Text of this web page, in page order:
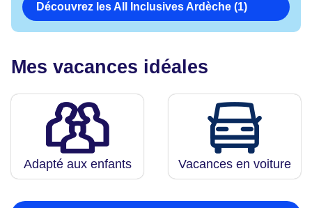
Découvrez les All Inclusives Ardèche (1)
Mes vacances idéales
Adapté aux enfants Vacances en voiture